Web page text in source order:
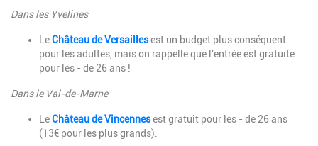
Dans les Yvelines
LeChâteau de Versaillesest un budget plus conséquent
pour les adultes, mais on rappelle que l'entrée est gratuite
pour les - de 26 ans !
Dans le Val-de-Marne
LeChâteau de Vincennesest gratuit pour les - de 26 ans
(13€ pour les plus grands).